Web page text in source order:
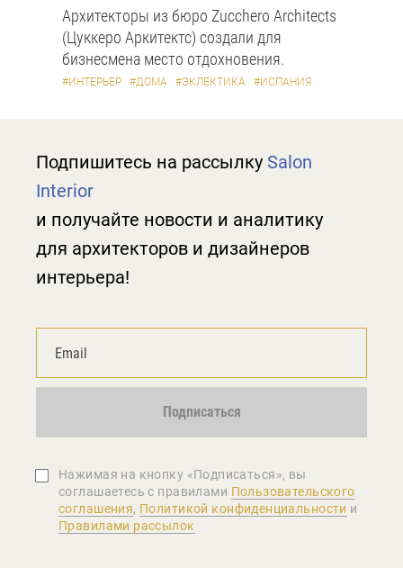
Архитекторы из бюро Zucchero Architects
(Цуккеро Аркитектс) создали для
бизнесмена место отдохновения.
#ИНТЕРЬЕР #ДОМА #ЭКЛЕКТИКА #ИСПАНИЯ
Подпишитесь на рассылку Salon
Interior
и получайте новости и аналитику
для архитекторов и дизайнеров
интерьера!
Подписаться
Нажимая на кнопку «Подписаться», вы
соглашаетеcь с правилами Пользовательского
соглашения, Политикой конфиденциальности и
Правилами рассылок